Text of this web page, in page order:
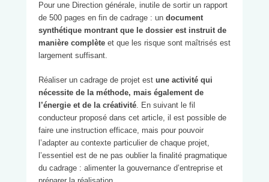
Pour une Direction générale, inutile de sortir un rapport
de 500 pages en fin de cadrage : un document
synthétique montrant que le dossier est instruit de
manière complète et que les risque sont maîtrisés est
largement suffisant.
Réaliser un cadrage de projet est une activité qui
nécessite de la méthode, mais également de
l’énergie et de la créativité. En suivant le fil
conducteur proposé dans cet article, il est possible de
faire une instruction efficace, mais pour pouvoir
l’adapter au contexte particulier de chaque projet,
l’essentiel est de ne pas oublier la finalité pragmatique
du cadrage : alimenter la gouvernance d’entreprise et